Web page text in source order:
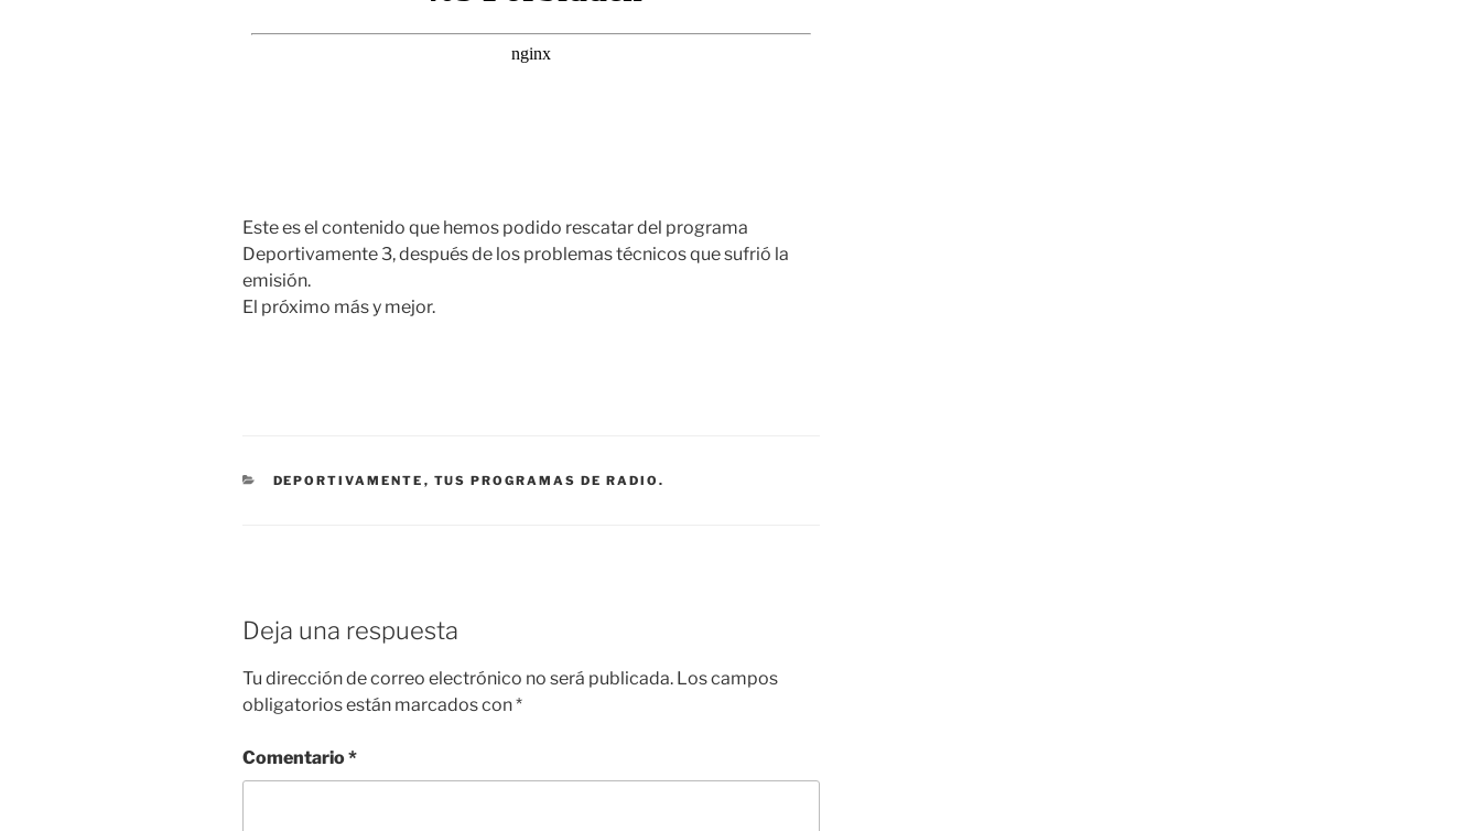
Este es el contenido que hemos podido rescatar del programa
Deportivamente 3, después de los problemas técnicos que sufrió la
emisión.
El próximo más y mejor.
CATEGORÍAS
DEPORTIVAMENTE , TUS PROGRAMAS DE RADIO.
Deja una respuesta
Tu dirección de correo electrónico no será publicada. Los campos
obligatorios están marcados con*
Comentario*